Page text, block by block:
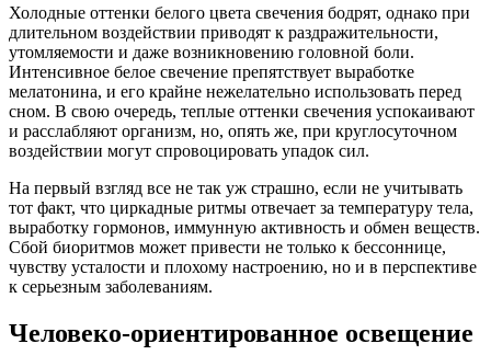
Холодные оттенки белого цвета свечения бодрят, однако при
длительном воздействии приводят к раздражительности,
утомляемости и даже возникновению головной боли.
Интенсивное белое свечение препятствует выработке
мелатонина, и его крайне нежелательно использовать перед
сном. В свою очередь, теплые оттенки свечения успокаивают
и расслабляют организм, но, опять же, при круглосуточном
воздействии могут спровоцировать упадок сил.
На первый взгляд все не так уж страшно, если не учитывать
тот факт, что циркадные ритмы отвечает за температуру тела,
выработку гормонов, иммунную активность и обмен веществ.
Сбой биоритмов может привести не только к бессоннице,
чувству усталости и плохому настроению, но и в перспективе
к серьезным заболеваниям.
Человеко-ориентированное освещение